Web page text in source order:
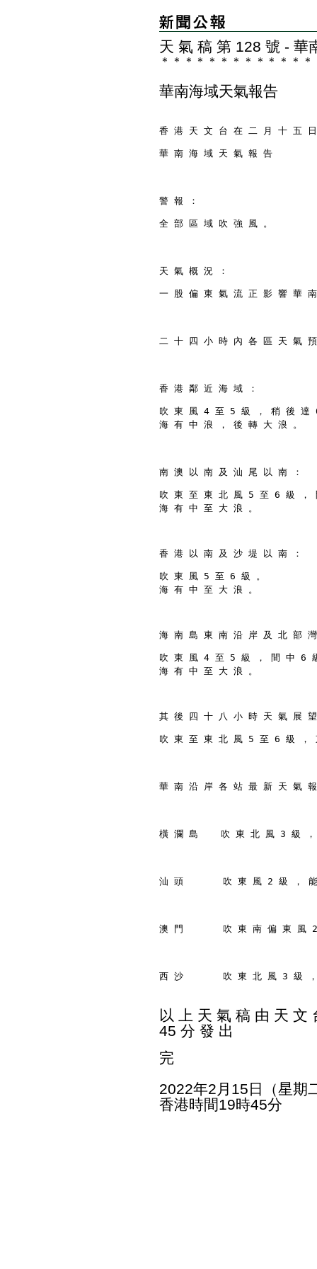
天 氣 稿 第 128 號 - 華
＊ ＊ ＊ ＊ ＊ ＊ ＊ ＊ ＊ ＊ ＊ ＊ ＊
華南海域天氣報告
香 港 天 文 台 在 二 月 十 五
華 南 海 域 天 氣 報 告
警 報 ：
全 部 區 域 吹 強 風 。
天 氣 概 況 ：
一 股 偏 東 氣 流 正 影 響 華
二 十 四 小 時 內 各 區 天 氣
香 港 鄰 近 海 域 ：
吹 東 風 4 至 5 級 ， 稍 後 達
海 有 中 浪 ， 後 轉 大 浪 。
南 澳 以 南 及 汕 尾 以 南 ：
吹 東 至 東 北 風 5 至 6 級 ，
海 有 中 至 大 浪 。
香 港 以 南 及 沙 堤 以 南 ：
吹 東 風 5 至 6 級 。
海 有 中 至 大 浪 。
海 南 島 東 南 沿 岸 及 北 部
吹 東 風 4 至 5 級 ， 間 中 6
海 有 中 至 大 浪 。
其 後 四 十 八 小 時 天 氣 展
吹 東 至 東 北 風 5 至 6 級 ，
華 南 沿 岸 各 站 最 新 天 氣
橫 瀾 島    吹 東 北 風 3 級
汕 頭       吹 東 風 2 級 ，
澳 門       吹 東 南 偏 東
西 沙       吹 東 北 風 3 級
以 上 天 氣 稿 由 天 文
45 分 發 出
完
2022年2月15日（星期
香港時間19時45分